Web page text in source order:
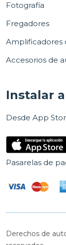
Fotografía
Fregadores
Amplificadores
Accesorios de
Instalar
Desde App
Pasarelas de
Derechos de